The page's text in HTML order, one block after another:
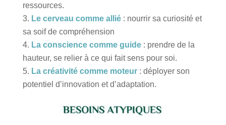
ressources.
Le cerveau comme allié : nourrir sa curiosité et
sa soif de compréhension
La conscience comme guide: prendre de la
hauteur, se relier à ce qui fait sens pour soi.
La créativité comme moteur: déployer son
potentiel d’innovation et d’adaptation.